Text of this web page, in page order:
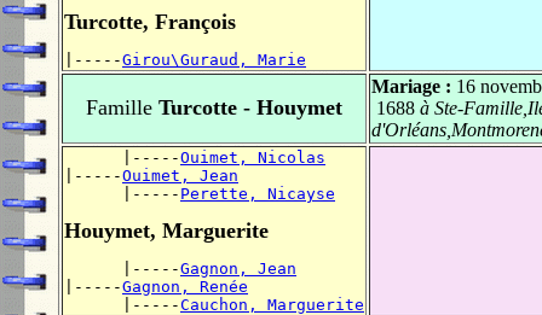
Turcotte, François
|-----Girou\Guraud, Marie
Famille Turcotte - Houymet
Mariage : 16
1688à Ste-
      |-----
Ouimet, Nicolas
|-----Ouimet, Jean
      |-----
Perette, Nicayse
Houymet, Marguerite
      |-----
Gagnon, Jean
|-----Gagnon, Renée
      |-----
Cauchon, Marguerite